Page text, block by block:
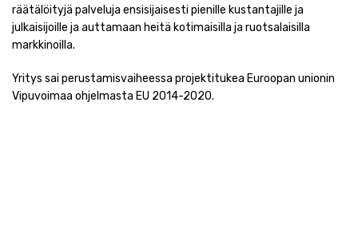
räätälöityjä palveluja ensisijaisesti pienille kustantajille ja
julkaisijoille ja auttamaan heitä kotimaisilla ja ruotsalaisilla
markkinoilla.
Yritys sai perustamisvaiheessa projektitukea Euroopan unionin
Vipuvoimaa ohjelmasta EU 2014-2020.